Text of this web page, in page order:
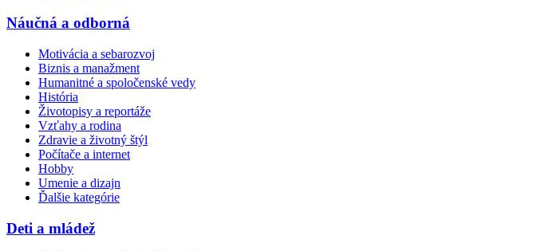
Náučná a odborná
Motivácia a sebarozvoj
Biznis a manažment
Humanitné a spoločenské vedy
História
Životopisy a reportáže
Vzťahy a rodina
Zdravie a životný štýl
Počítače a internet
Hobby
Umenie a dizajn
Ďalšie kategórie
Deti a mládež